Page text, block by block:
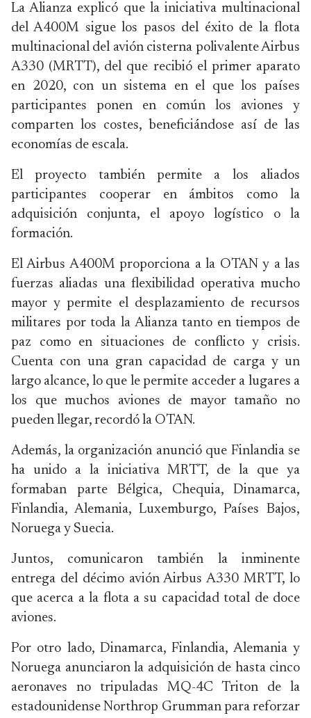
La Alianza explicó que la iniciativa multinacional
del A400M sigue los pasos del éxito de la flota
multinacional del avión cisterna polivalente Airbus
A330 (MRTT), del que recibió el primer aparato
en 2020, con un sistema en el que los países
participantes ponen en común los aviones y
comparten los costes, beneficiándose así de las
economías de escala.
El proyecto también permite a los aliados
participantes cooperar en ámbitos como la
adquisición conjunta, el apoyo logístico o la
formación.
El Airbus A400M proporciona a la OTAN y a las
fuerzas aliadas una flexibilidad operativa mucho
mayor y permite el desplazamiento de recursos
militares por toda la Alianza tanto en tiempos de
paz como en situaciones de conflicto y crisis.
Cuenta con una gran capacidad de carga y un
largo alcance, lo que le permite acceder a lugares a
los que muchos aviones de mayor tamaño no
pueden llegar, recordó la OTAN.
Además, la organización anunció que Finlandia se
ha unido a la iniciativa MRTT, de la que ya
formaban parte Bélgica, Chequia, Dinamarca,
Finlandia, Alemania, Luxemburgo, Países Bajos,
Noruega y Suecia.
Juntos, comunicaron también la inminente
entrega del décimo avión Airbus A330 MRTT, lo
que acerca a la flota a su capacidad total de doce
aviones.
Por otro lado, Dinamarca, Finlandia, Alemania y
Noruega anunciaron la adquisición de hasta cinco
aeronaves no tripuladas MQ-4C Triton de la
estadounidense Northrop Grumman para reforzar